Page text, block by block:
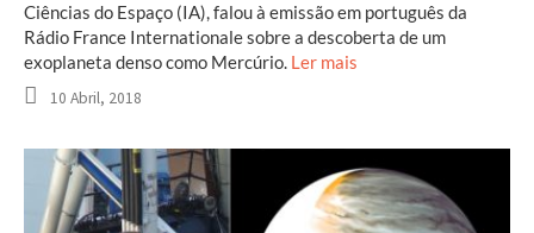
Ciências do Espaço (IA), falou à emissão em português da
Rádio France Internationale sobre a descoberta de um
exoplaneta denso como Mercúrio. Ler mais
10 Abril, 2018